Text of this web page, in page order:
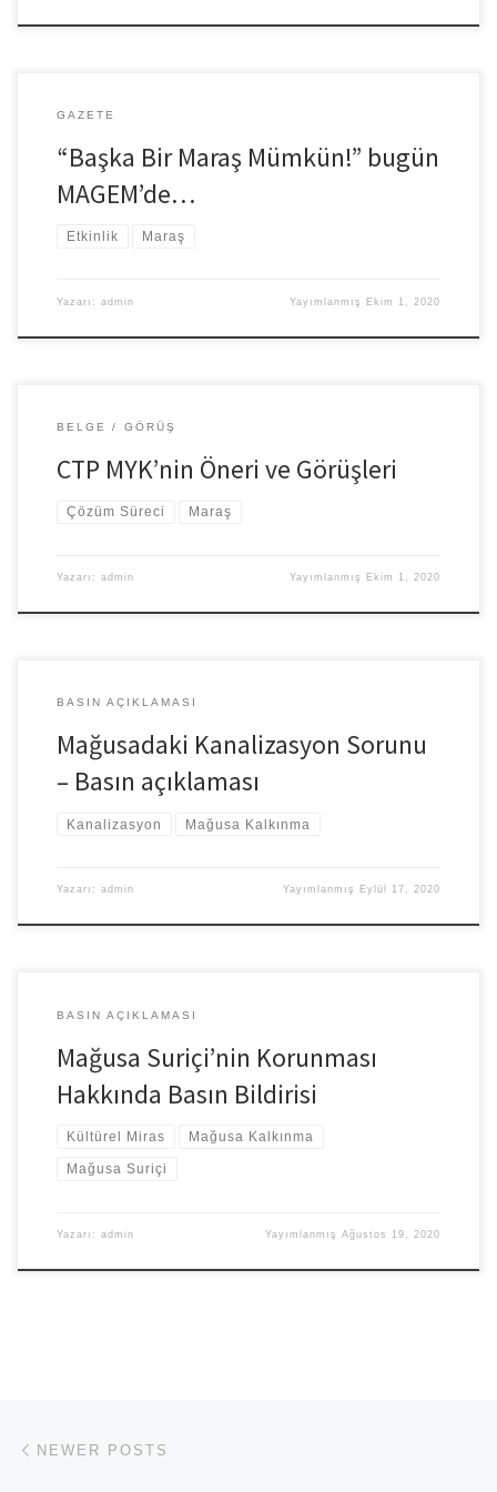
GAZETE
“Başka Bir Maraş Mümkün!” bugün
MAGEM’de…
Etkinlik Maraş
Yazarı: admin Yayımlanmış Ekim 1, 2020
BELGE GÖRÜŞ
CTP MYK’nin Öneri ve Görüşleri
Çözüm Süreci Maraş
Yazarı: admin Yayımlanmış Ekim 1, 2020
BASIN AÇIKLAMASI
Mağusadaki Kanalizasyon Sorunu
– Basın açıklaması
Kanalizasyon Mağusa Kalkınma
Yazarı: admin Yayımlanmış Eylül 17, 2020
BASIN AÇIKLAMASI
Mağusa Suriçi’nin Korunması
Hakkında Basın Bildirisi
Kültürel Miras Mağusa Kalkınma
Mağusa Suriçi
Yazarı: admin YayımlanmışAğustos 19, 2020
Posts navigation
NEWER POSTS